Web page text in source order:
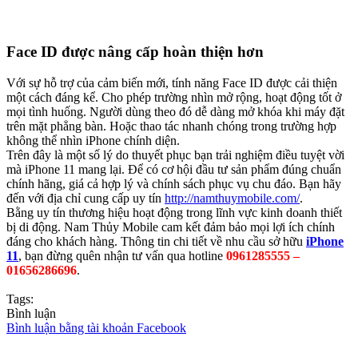
Face ID được nâng cấp hoàn thiện hơn
Với sự hỗ trợ của cảm biến mới, tính năng Face ID được cải thiện
một cách đáng kể. Cho phép trường nhìn mở rộng, hoạt động tốt ở
mọi tình huống. Người dùng theo đó dễ dàng mở khóa khi máy đặt
trên mặt phẳng bàn. Hoặc thao tác nhanh chóng trong trường hợp
không thể nhìn iPhone chính diện.
Trên đây là một số lý do thuyết phục bạn trải nghiệm điều tuyệt vời
mà iPhone 11 mang lại. Để có cơ hội đầu tư sản phẩm đúng chuẩn
chính hãng, giá cả hợp lý và chính sách phục vụ chu đáo. Bạn hãy
đến với địa chỉ cung cấp uy tín http://namthuymobile.com/.
Bằng uy tín thương hiệu hoạt động trong lĩnh vực kinh doanh thiết
bị di động. Nam Thủy Mobile cam kết đảm bảo mọi lợi ích chính
đáng cho khách hàng. Thông tin chi tiết về nhu cầu sở hữu iPhone
11, bạn đừng quên nhận tư vấn qua hotline 0961285555 –
01656286696.
Tags:
Bình luận
Bình luận bằng tài khoản Facebook